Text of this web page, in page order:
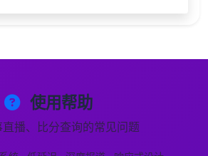
使用帮助
播、比分查询的常见问题